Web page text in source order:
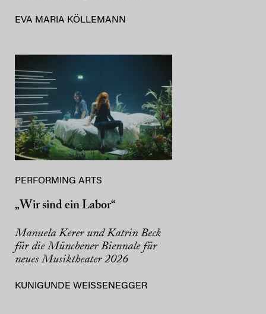
EVA MARIA KÖLLEMANN
PERFORMING ARTS
„Wir sind ein Labor“
Manuela Kerer und Katrin Beck
für die Münchener Biennale für
neues Musiktheater 2026
KUNIGUNDE WEISSENEGGER